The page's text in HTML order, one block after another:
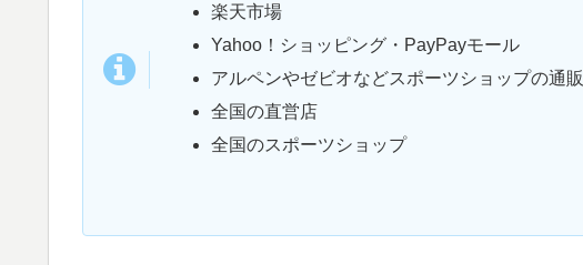
楽天市場
Yahoo！ショッピング・PayPayモール
アルペンやゼビオなどスポーツショップの通販
全国の直営店
全国のスポーツショップ